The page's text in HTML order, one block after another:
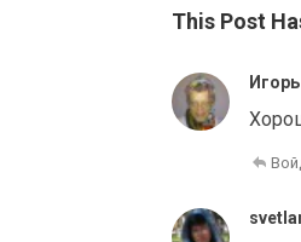
This Post
Игорь